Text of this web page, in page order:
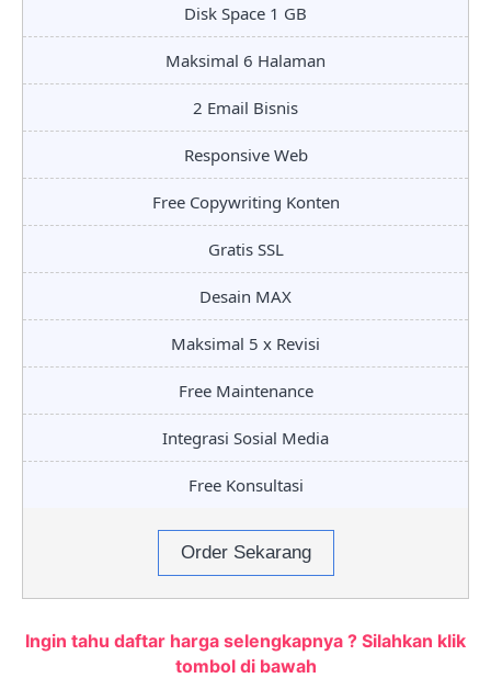
Disk Space 1 GB
Maksimal 6 Halaman
2 Email Bisnis
Responsive Web
Free Copywriting Konten
Gratis SSL
Desain MAX
Maksimal 5 x Revisi
Free Maintenance
Integrasi Sosial Media
Free Konsultasi
Order Sekarang
Ingin tahu daftar harga selengkapnya ? Silahkan klik
tombol di bawah